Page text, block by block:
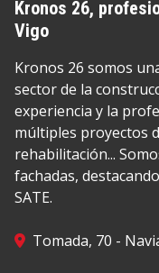
Kronos 26,
Vigo
Kronos 26 somos
sector de la
experiencia y la
múltiples proyectos
rehabilitación...
fachadas,
SATE.
Tomada, 70 -